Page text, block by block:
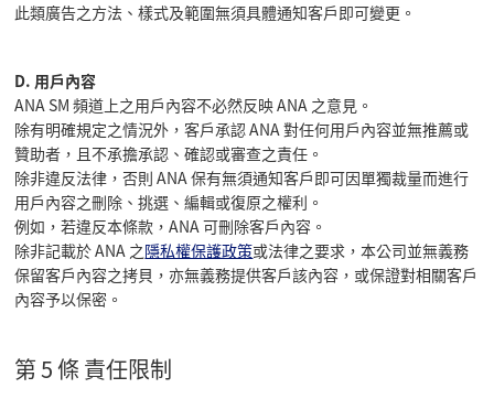
此類廣告之方法、樣式及範圍無須具體通知客戶即可變更。
D. 用戶內容
ANA SM 頻道上之用戶內容不必然反映 ANA 之意見。
除有明確規定之情況外，客戶承認 ANA 對任何用戶內容並無推薦或
贊助者，且不承擔承認、確認或審查之責任。
除非違反法律，否則 ANA 保有無須通知客戶即可因單獨裁量而進行
用戶內容之刪除、挑選、編輯或復原之權利。
例如，若違反本條款，ANA 可刪除客戶內容。
除非記載於 ANA 之隱私權保護政策或法律之要求，本公司並無義務
保留客戶內容之拷貝，亦無義務提供客戶該內容，或保證對相關客戶
內容予以保密。
第 5 條 責任限制